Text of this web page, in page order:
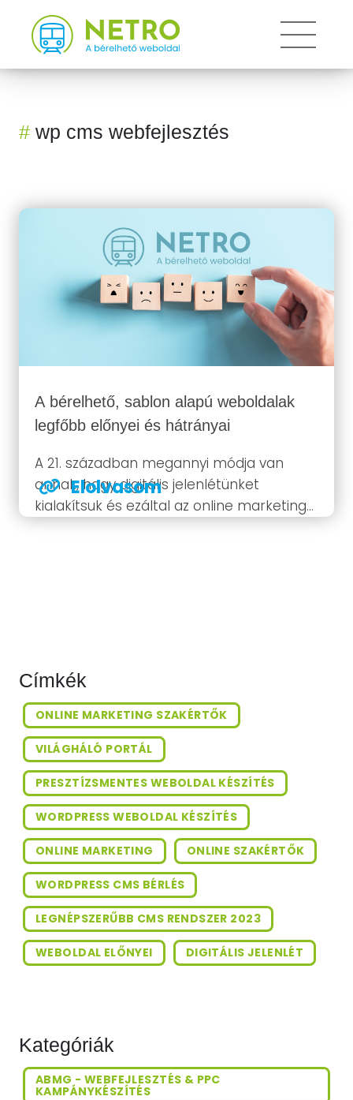
Toggle
# wp cms webfejlesztés
A bérelhető, sablon alapú weboldalak
legfőbb előnyei és hátrányai
A 21. században megannyi módja van
annak, hogy digitális jelenlétünket
kialakítsuk és ezáltal az online marketing
rögös útján elinduljunk. Mostanra nem
Elolvasom
Címkék
ONLINE MARKETING SZAKÉRTŐK
VILÁGHÁLÓ PORTÁL
PRESZTÍZSMENTES WEBOLDAL KÉSZÍTÉS
WORDPRESS WEBOLDAL KÉSZÍTÉS
ONLINE MARKETING ONLINE SZAKÉRTŐK
WORDPRESS CMS BÉRLÉS
LEGNÉPSZERŰBB CMS RENDSZER 2023
WEBOLDAL ELŐNYEI DIGITÁLIS JELENLÉT
Kategóriák
ABMG - WEBFEJLESZTÉS & PPC
KAMPÁNYKÉSZÍTÉS